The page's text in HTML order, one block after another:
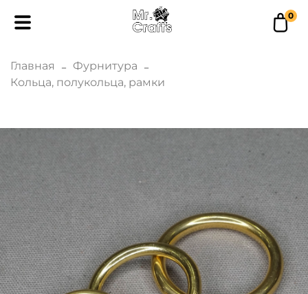
0
Главная
Фурнитура
Кольца, полукольца, рамки